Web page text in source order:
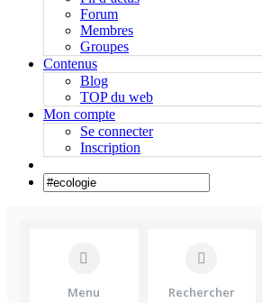
Forum
Membres
Groupes
Contenus
Blog
TOP du web
Mon compte
Se connecter
Inscription
Menu Rechercher